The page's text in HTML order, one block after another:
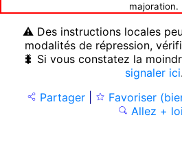
majoration.
⚠ Des instructions locales
modalités de répression,
🐛 Si vous constatez la
signaler ici.
Partager| Favoriser
Allez +